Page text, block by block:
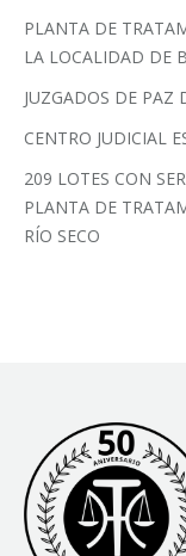
PLANTA DE
LA LOCALIDAD DE
JUZGADOS DE PAZ
CENTRO JUDICIAL
209 LOTES CON
PLANTA DE
RÍO SECO